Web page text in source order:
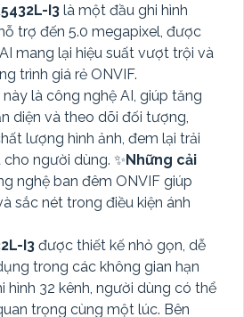
I3 là một đầu ghi hình
trợ đến 5.0 megapixel, được
mang lại hiệu suất vượt trội và
trình giá rẻ ONVIF.
là công nghệ AI, giúp tăng
diện và theo dõi đối tượng,
lượng hình ảnh, đem lại trải
người dùng. ✨Những cải
nghệ ban đêm ONVIF giúp
sắc nét trong điều kiện ánh
I3 được thiết kế nhỏ gọn, dễ
trong các không gian hạn
hình 32 kênh, người dùng có thể
trọng cùng một lúc. Bên